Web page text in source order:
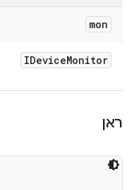
mon
IDeviceMonitor
ראן